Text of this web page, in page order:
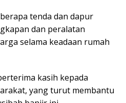
tenda dan dapur
dan peralatan
selama keadaan rumah
kasih kepada
yang turut membantu